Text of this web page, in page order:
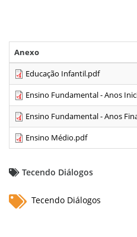
Anexo
Educação Infantil.pdf
Ensino Fundamental - Anos
Ensino Fundamental - Anos
Ensino Médio.pdf
Tecendo Diálogos
Tecendo Diálogos